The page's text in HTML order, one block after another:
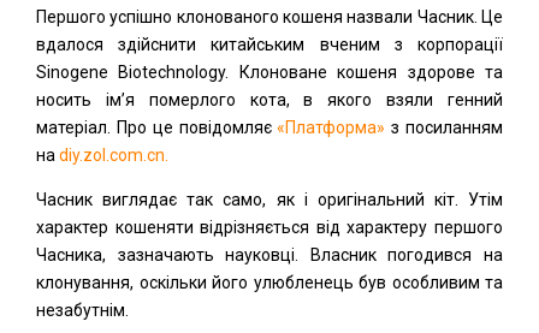
Першого успішно клонованого кошеня назвали Часник. Це
вдалося здійснити китайським вченим з корпорації
Sinogene Biotechnology. Клоноване кошеня здорове та
носить ім’я померлого кота, в якого взяли генний
матеріал. Про це повідомляє«Платформа» з посиланням
на diy.zol.com.cn.
Часник виглядає так само, як і оригінальний кіт. Утім
характер кошеняти відрізняється від характеру першого
Часника, зазначають науковці. Власник погодився на
клонування, оскільки його улюбленець був особливим та
незабутнім.